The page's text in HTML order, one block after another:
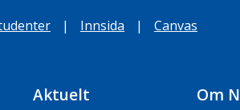
| Innsida | Canvas
Aktuelt Om